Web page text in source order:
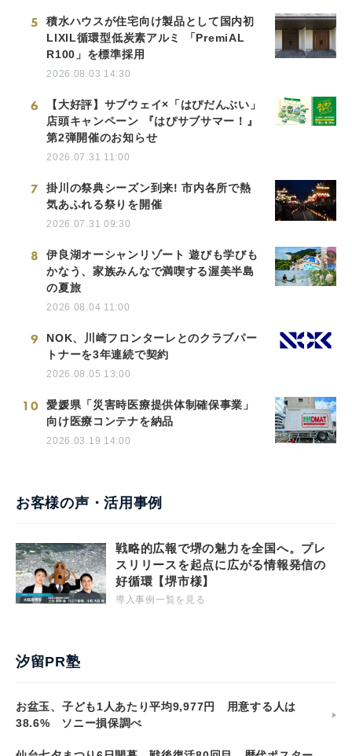
5
積水ハウスが住宅向け製品として国内初
LIXIL循環型低炭素アルミ 「PremiAL
R100」を標準採用
2026.08.03 14:30
6
【大好評】サブウェイ×「はぴだんぶい」
店頭キャンペーン 『はぴサブサマー！』
第2弾開催のお知らせ
2026.07.31 11:00
7
掛川の祭典シーズン到来! 市内各所で熱
気あふれる祭りを開催
2026.07.31 09:30
8
伊良湖オーシャンリゾート 遊びも学びも
かなう、家族みんなで満喫する渥美半島
の夏旅
2026.08.04 11:00
9
NOK、川崎フロンターレとのクラブパー
トナーを3年連続で契約
2026.08.05 13:00
10
愛媛県「災害時医療提供体制確保事業」
向け医療コンテナを納品
2026.03.19 14:00
お客様の声・活用事例
戦略的広報で堺の魅力を全国へ。プレ
スリリースを起点に広がる情報発信の
好循環【堺市様】
導入事例一覧を見る
汐留PR塾
お盆玉、子ども1人あたり平均9,977円 用意する人は
38.6% ソニー損保調べ